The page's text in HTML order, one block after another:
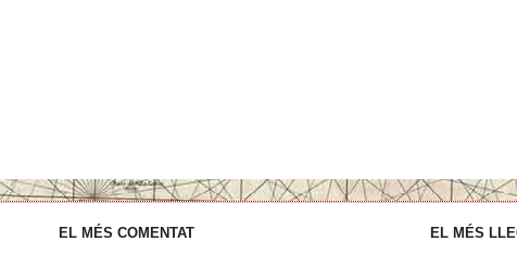
EL MÉS COMENTAT EL MÉS